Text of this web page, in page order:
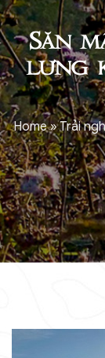
Săn
lưng
Home»Trải